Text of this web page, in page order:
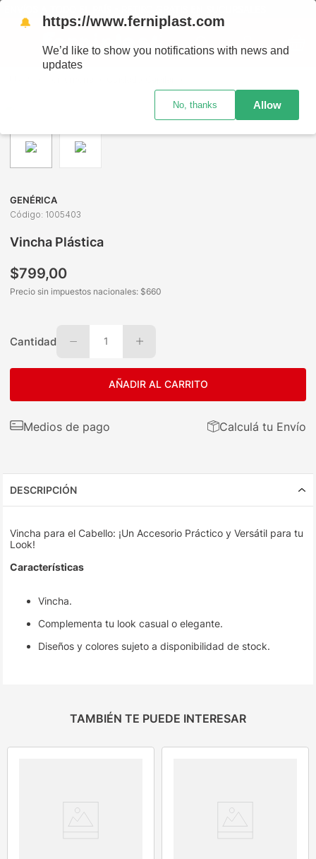
GENÉRICA
Código: 1005403
Vincha Plástica
$799,00
Precio sin impuestos nacionales: $660
Cantidad 1
AÑADIR AL CARRITO
Medios de pago Calculá tu Envío
DESCRIPCIÓN
Vincha para el Cabello: ¡Un Accesorio Práctico y Versátil para tu
Look!
Características
Vincha.
Complementa tu look casual o elegante.
Diseños y colores sujeto a disponibilidad de stock.
TAMBIÉN TE PUEDE INTERESAR
🔔 https://www.ferniplast.com
We’d like to show you notifications with news and
updates
No, thanks Allow